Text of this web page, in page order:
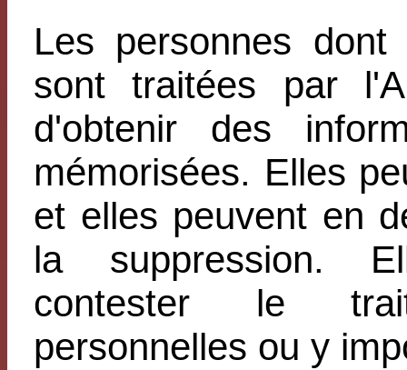
Les personnes dont
sont traitées par
d'obtenir des
mémorisées. Elles
et elles peuvent en
la suppression.
contester le
personnelles ou y